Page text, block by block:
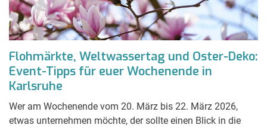
Flohmärkte, Weltwassertag und Oster-Deko:
Event-Tipps für euer Wochenende in
Karlsruhe
Wer am Wochenende vom 20. März bis 22. März 2026,
etwas unternehmen möchte, der sollte einen Blick in die